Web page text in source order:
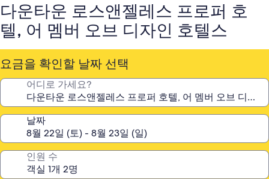
다운타운 로스앤젤레스 프로퍼 호
텔, 어 멤버 오브 디자인 호텔스
요금을 확인할 날짜 선택
어디로 가세요?
날짜
인원 수